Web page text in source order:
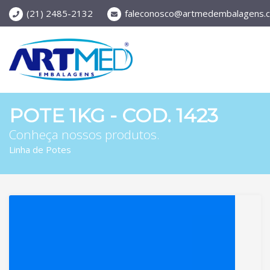
(21) 2485-2132
POTE 1KG - COD. 1423
Conheça nossos produtos.
Linha de Potes